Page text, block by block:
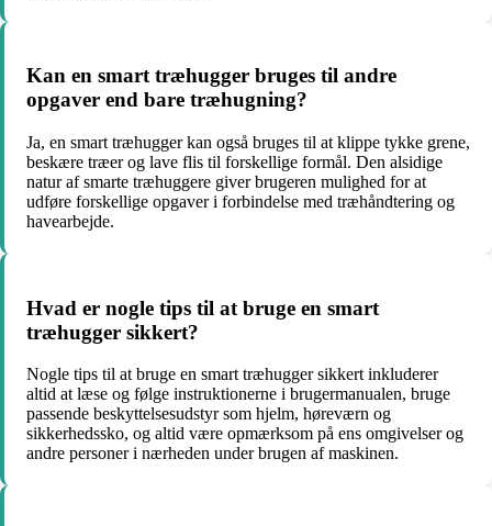
Kan en smart træhugger bruges til andre
opgaver end bare træhugning?
Ja, en smart træhugger kan også bruges til at klippe tykke grene,
beskære træer og lave flis til forskellige formål. Den alsidige
natur af smarte træhuggere giver brugeren mulighed for at
udføre forskellige opgaver i forbindelse med træhåndtering og
havearbejde.
Hvad er nogle tips til at bruge en smart
træhugger sikkert?
Nogle tips til at bruge en smart træhugger sikkert inkluderer
altid at læse og følge instruktionerne i brugermanualen, bruge
passende beskyttelsesudstyr som hjelm, høreværn og
sikkerhedssko, og altid være opmærksom på ens omgivelser og
andre personer i nærheden under brugen af maskinen.